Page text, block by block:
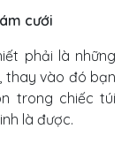
cưới
phải là những
thay vào đó bạn
trong chiếc túi
là được.